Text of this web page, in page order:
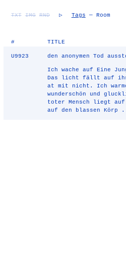
TXT IMG RND ▷ Tags — Room
# TITLE
U9923 den anonymen Tod
Ich wache auf Eine
Das licht fällt auf
at mit nicht. Ich
wunderschön und
toter Mensch liegt
auf den blassen Körp